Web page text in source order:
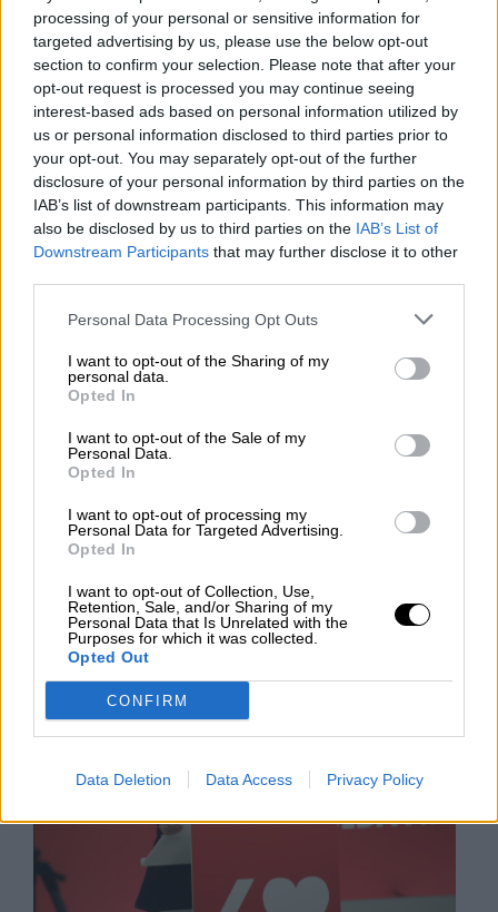
processing of your personal or sensitive information for
targeted advertising by us, please use the below opt-out
section to confirm your selection. Please note that after your
opt-out request is processed you may continue seeing
interest-based ads based on personal information utilized by
us or personal information disclosed to third parties prior to
your opt-out. You may separately opt-out of the further
disclosure of your personal information by third parties on the
IAB’s list of downstream participants. This information may
also be disclosed by us to third parties on the IAB’s List of
Downstream Participants that may further disclose it to other
Personal Data Processing Opt Outs
I want to opt-out of the Sharing of my
personal data.
Opted In
I want to opt-out of the Sale of my
Personal Data.
Opted In
I want to opt-out of processing my
Personal Data for Targeted Advertising.
Opted In
I want to opt-out of Collection, Use,
Retention, Sale, and/or Sharing of my
Personal Data that Is Unrelated with the
Purposes for which it was collected.
Opted Out
CONFIRM
Data Deletion Data Access Privacy Policy
LABERINTO ESPAÑOL | LABERINTO ESPAÑOL
LABERINTO ESPAÑOL
Cristina Narbona manifiesta su
satisfacción por la aprobación del
proyecto de Ley de Memoria
Democrática
la Comisión Ejecutiva Federal, Cristina Narbona ha
hecho hincapié en la importancia de que,
los españoles y españolas sean conscientes de lo
puesto en valor el nuevo decreto ley en el que los
ayuntamientos dispondrán de 3.000 millones de
euros
necesidades sociales”
AUTOR VERÓNICA CONTRERAS
Mas artículos del mismo autor/a